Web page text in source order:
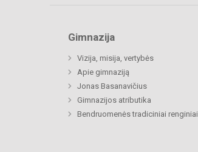
Gimnazija
Vizija, misija, vertybės
Apie gimnaziją
Jonas Basanavičius
Gimnazijos atributika
Bendruomenės tradiciniai renginiai